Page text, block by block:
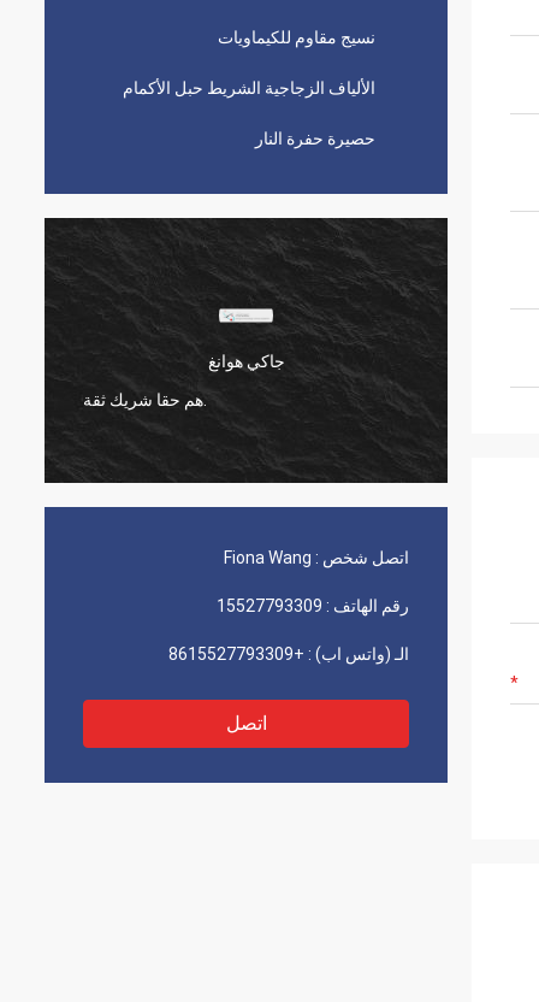
نسيج مقاوم للكيماويات
الألياف الزجاجية الشريط حبل الأكمام
حصيرة حفرة النار
نحن نعمل مع Suntex لأكثر من 10 سنوات ،
اتصل شخص : Fiona Wang
رقم الهاتف : 15527793309
الـ (واتس اب) : +8615527793309
اتصل